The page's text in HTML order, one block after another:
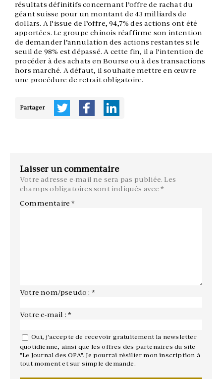
résultats définitifs concernant l’offre de rachat du
géant suisse pour un montant de 43 milliards de
dollars. A l’issue de l’offre, 94,7% des actions ont été
apportées. Le groupe chinois réaffirme son intention
de demander l’annulation des actions restantes si le
seuil de 98% est dépassé. A cette fin, il a l’intention de
procéder à des achats en Bourse ou à des transactions
hors marché. A défaut, il souhaite mettre en œuvre
une procédure de retrait obligatoire.
Partager
Laisser un commentaire
Votre adresse e-mail ne sera pas publiée. Les
champs obligatoires sont indiqués avec *
Commentaire*
Votre nom/pseudo : *
Votre e-mail : *
Oui, j'accepte de recevoir gratuitement la newsletter
quotidienne, ainsi que les offres des partenaires du site
"Le Journal des OPA". Je pourrai résilier mon inscription à
tout moment et sur simple demande.